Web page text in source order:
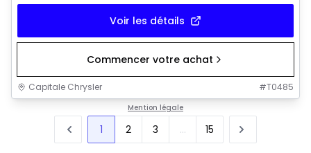
Voir les détails
Commencer votre achat
Capitale Chrysler #T0485
Mention légale
1 2 3 ... 15